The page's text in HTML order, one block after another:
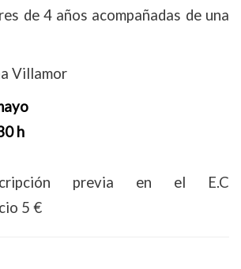
de 4 años acompañadas de una
Villamor
h
previa en el E.C
5 €